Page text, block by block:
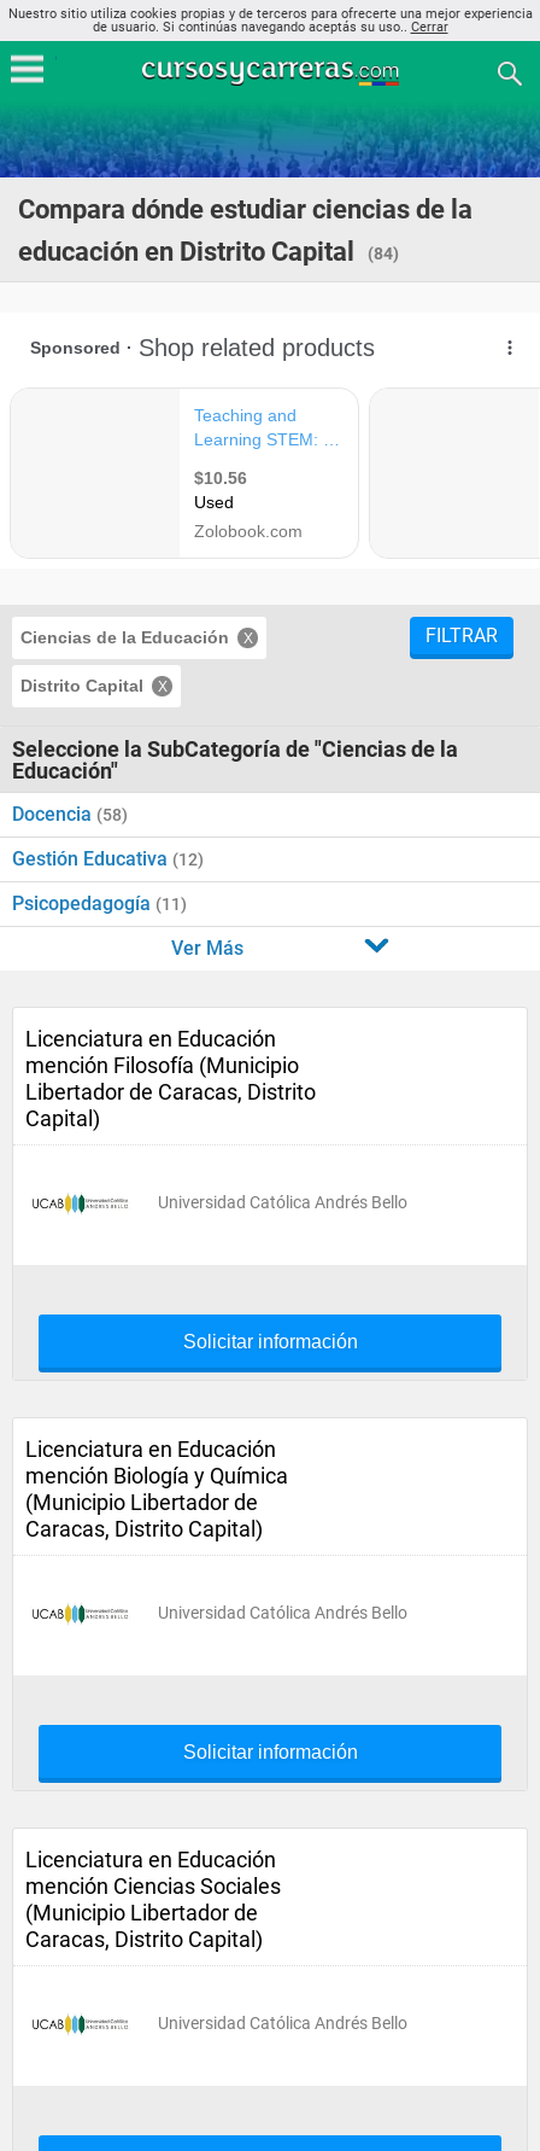
Nuestro sitio utiliza cookies propias y de terceros para ofrecerte una mejor experiencia
de usuario. Si continúas navegando aceptás su uso.. Cerrar
Compara dónde estudiar ciencias de la
educación en Distrito Capital
(84)
Ciencias de la Educación
Distrito Capital
FILTRAR
Seleccione la SubCategoría de "Ciencias de la
Educación"
Docencia (58)
Gestión Educativa (12)
Psicopedagogía (11)
Ver Más
Licenciatura en Educación
mención Filosofía (Municipio
Libertador de Caracas, Distrito
Capital)
Universidad Católica Andrés Bello
Solicitar información
Licenciatura en Educación
mención Biología y Química
(Municipio Libertador de
Caracas, Distrito Capital)
Universidad Católica Andrés Bello
Solicitar información
Licenciatura en Educación
mención Ciencias Sociales
(Municipio Libertador de
Caracas, Distrito Capital)
Universidad Católica Andrés Bello